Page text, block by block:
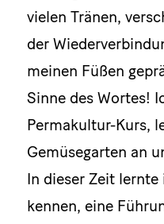
vielen Tränen,
der
meinen Füßen
Sinne des Wortes!
Permakultur-Kurs,
Gemüsegarten an
In dieser Zeit lernte
kennen, eine